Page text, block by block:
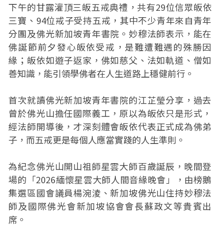
下午的甘露灌頂三皈五戒典禮，共有29位信眾皈依
三寶、94位戒子受持五戒，其中不少青年來自青年
分團及佛光新加坡青年書院。妙穆法師表示，能在
佛誕節前夕發心皈依受戒，是難遭難遇的殊勝因
緣；皈依如遊子返家，佛如慈父、法如軌道、僧如
善知識，能引領學佛者在人生道路上穩健前行。
首次就讀佛光新加坡青年書院的江芷瑩分享，過去
曾於佛光山擔任國際義工，原以為皈依只是形式，
經法師開導後，才深刻體會皈依代表正式成為佛弟
子，而五戒更是每個人應當實踐的人生準則。
為紀念佛光山開山祖師星雲大師百歲誕辰，晚間登
場的「2026緬懷星雲大師人間音緣晚會」，由榜鵝
集選區國會議員楊涴淩、新加坡佛光山住持妙穆法
師及國際佛光會新加坡協會會長蘇政文等貴賓出
席。